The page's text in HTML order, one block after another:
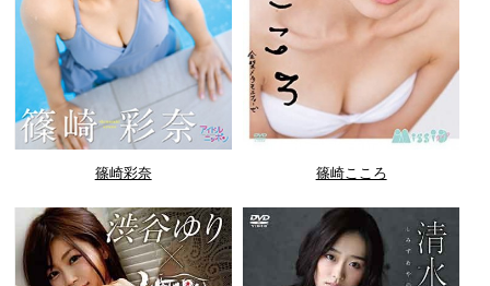
篠崎彩奈 篠崎こころ